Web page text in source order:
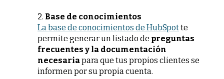
2. Base de conocimientos
La base de conocimientos de HubSpotte
permite generar un listado de preguntas
frecuentes y la documentación
necesariapara que tus propios clientes se
informen por su propia cuenta.